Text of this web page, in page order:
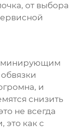
от выбора
и
снизить
не всегда
это как с